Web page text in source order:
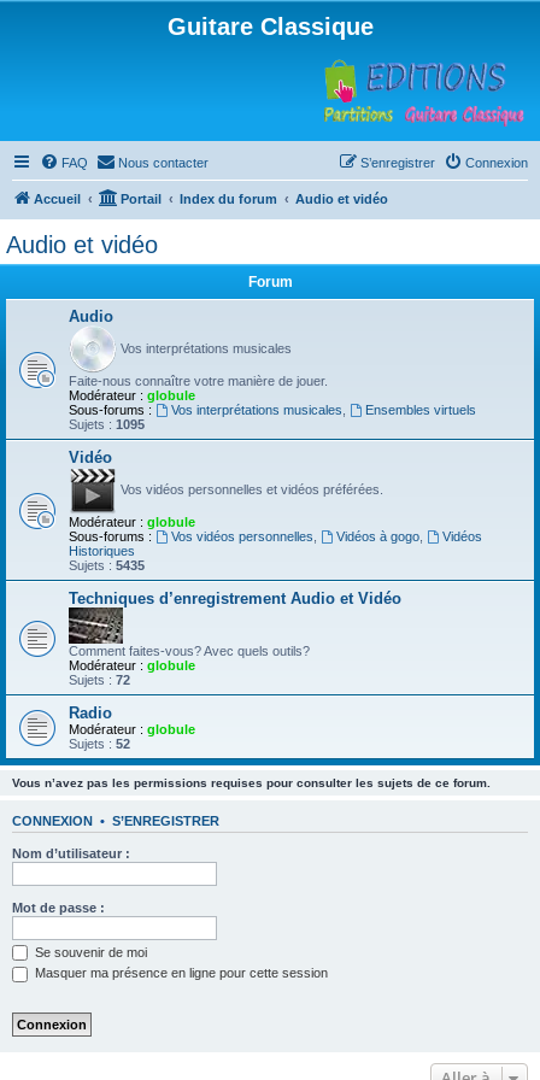
Guitare Classique
FAQ Nous contacter Connexion
S’enregistrer
Accueil Portail Index du forum Audio et vidéo
Audio et vidéo
Forum
Audio
Vos interprétations musicales
Faite-nous connaître votre manière de jouer.
Modérateur : globule
Sous-forums :
Vos interprétations musicales
Ensembles virtuels
Sujets : 1095
Vidéo
Vos vidéos personnelles et vidéos préférées.
Modérateur : globule
Sous-forums :
Vos vidéos personnelles Vidéos à gogo,
Vidéos
Historiques
Sujets : 5435
Techniques d’enregistrement Audio et Vidéo
Comment faites-vous? Avec quels outils?
Modérateur : globule
Sujets : 72
Radio
Modérateur : globule
Sujets : 52
Vous n’avez pas les permissions requises pour consulter les sujets de ce forum.
CONNEXION • S’ENREGISTRER
Nom d’utilisateur :
Mot de passe :
Se souvenir de moi
Masquer ma présence en ligne pour cette session